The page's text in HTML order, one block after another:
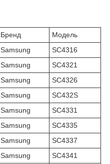
Бренд
Модель
Samsung
SC4316
Samsung
SC4321
Samsung
SC4326
Samsung
SC432S
Samsung
SC4331
Samsung
SC4335
Samsung
SC4337
Samsung
SC4341